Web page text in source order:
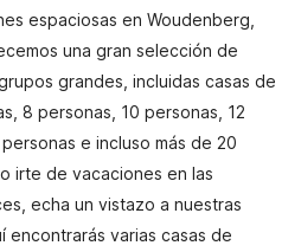
espaciosas en Woudenberg,
una gran selección de
grandes, incluidas casas de
8 personas, 10 personas, 12
e incluso más de 20
irte de vacaciones en las
echa un vistazo a nuestras
encontrarás varias casas de